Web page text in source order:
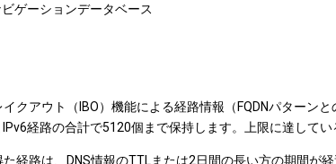
ビゲーションデータベース
クアウト（IBO）機能による経路情報（FQDNパターン
経路の合計で5120個まで保持します。上限に達してい
経路は、DNS情報のTTLまたは2日間の長い方の期間が経